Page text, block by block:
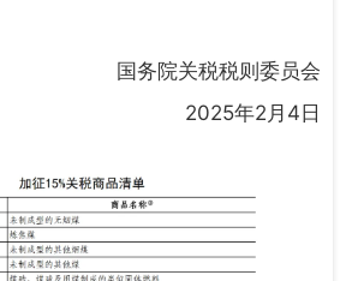
国务院关税税则委员会
2025年2月4日